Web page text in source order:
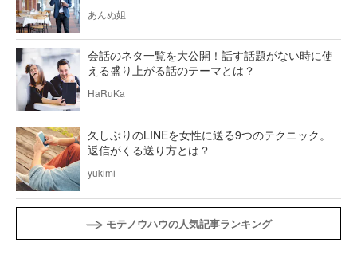
あんぬ姐
会話のネタ一覧を大公開！話す話題がない時に使
える盛り上がる話のテーマとは？
HaRuKa
久しぶりのLINEを女性に送る9つのテクニック。
返信がくる送り方とは？
yukimi
モテノウハウの人気記事ランキング